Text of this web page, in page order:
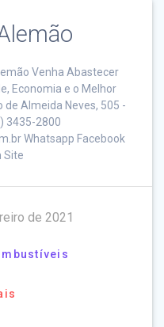
Venha Abastecer
Economia e o Melhor
Almeida Neves, 505 -
3435-2800
Whatsapp Facebook
Site
de 2021